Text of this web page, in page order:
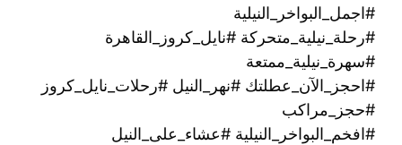
#اجمل_البواخر_النيلية
#رحلة_نيلية_متحركة ‫#نايل_كروز_القاهرة
#سهرة_نيلية_ممتعة
#احجز_الآن_عطلتك #نهر_النيل #رحلات_نايل_كروز
#حجز_مراكب
#افخم_البواخر_النيلية #عشاء_على_النيل